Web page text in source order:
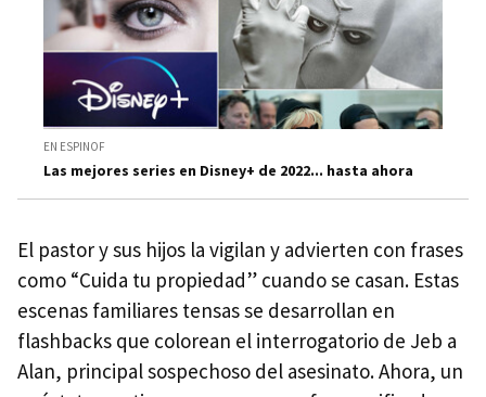
EN ESPINOF
Las mejores series en Disney+ de 2022... hasta ahora
El pastor y sus hijos la vigilan y advierten con frases
como “Cuida tu propiedad” cuando se casan. Estas
escenas familiares tensas se desarrollan en
flashbacks que colorean el interrogatorio de Jeb a
Alan, principal sospechoso del asesinato. Ahora, un